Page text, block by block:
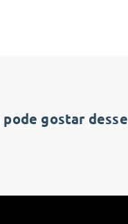
gostar